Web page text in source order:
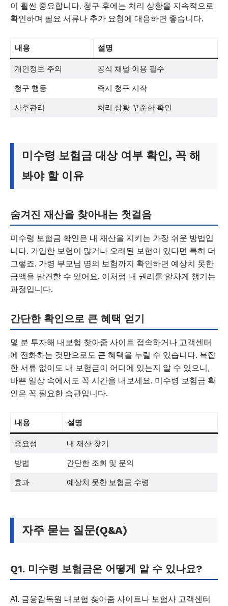
이 훨씬 중요합니다. 청구 후에는 처리 상황을 지속적으로
확인하며 필요 서류나 추가 요청에 대응하면 좋습니다.
내용 설명
개인정보 주의 공식 채널 이용 필수
청구 행동 즉시 청구 시작
사후관리 처리 상황 꾸준한 확인
미수령 보험금 대상 여부 확인, 꼭 해
봐야 할 이유
숨겨진 재산을 찾아내는 첫걸음
미수령 보험금 확인은 내 재산을 지키는 가장 쉬운 방법입
니다. 가입한 보험이 많거나 오래된 보험이 있다면 특히 더
그렇죠. 가령 부모님 명의 보험까지 확인하면 예상치 못한
금액을 발견할 수 있어요. 이처럼 내 권리를 알차게 챙기는
과정입니다.
간단한 확인으로 큰 혜택 얻기
몇 분 투자해 내보험 찾아줌 사이트 접속하거나 고객센터
에 전화하는 것만으로도 큰 혜택을 누릴 수 있습니다. 복잡
한 서류 없이도 내 보험금이 어디에 있는지 알 수 있으니,
바쁜 일상 속에서도 꼭 시간을 내보세요. 미수령 보험금 확
인은 꼭 필요한 습관입니다.
내용 설명
중요성 내 재산 찾기
방법 간단한 조회 및 문의
효과 예상치 못한 보험금 수령
자주 묻는 질문(Q&A)
Q1. 미수령 보험금은 어떻게 알 수 있나요?
A1. 금융감독원 내보험 찾아줌 사이트나 보험사 고객센터